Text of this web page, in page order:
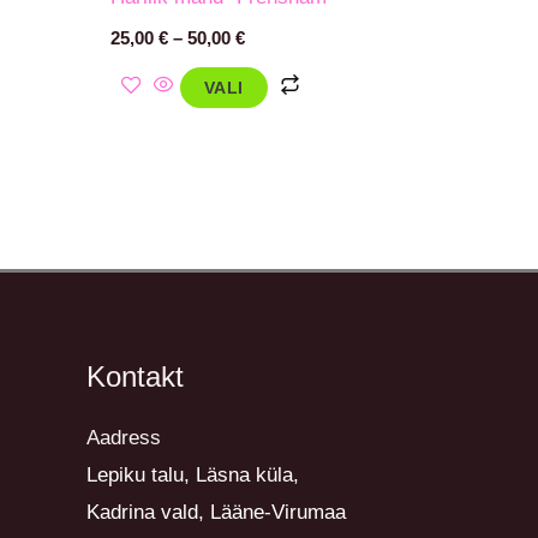
25,00 € – 50,00 €
VALI
Kontakt
Aadress
Lepiku talu, Läsna küla,
Kadrina vald, Lääne-Virumaa